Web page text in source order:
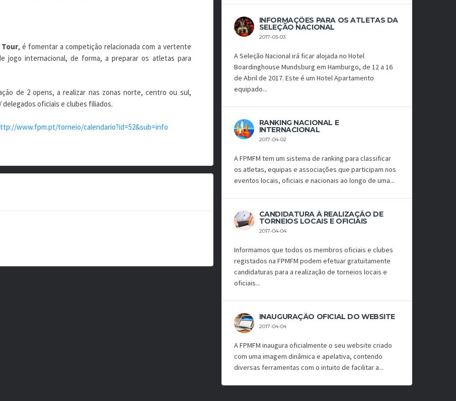
, é fomentar a competição relacionada com a vertente
jogo internacional, de forma, a preparar os atletas para
de 2 opens, a realizar nas zonas norte, centro ou sul,
oficiais e clubes filiados.
www.fpm.pt/torneio/calendario?id=52&sub=info
INFORMAÇÕES PARA OS ATLETAS DA
SELEÇÃO NACIONAL
2017-03-03
A Seleção Nacional irá ficar alojada no Hotel
Boardinghouse Mundsburg em Hamburgo, de 12 a 16
de Abril de 2017. Este é um Hotel Apartamento
equipado...
RANKING NACIONAL E
INTERNACIONAL
2017-04-02
A FPMFM tem um sistema de ranking para classificar
os atletas, equipas e associações que participam nos
eventos locais, oficiais e nacionais ao longo de uma...
CANDIDATURA À REALIZAÇÃO DE
TORNEIOS LOCAIS E OFICIAIS
2017-04-04
Informamos que todos os membros oficiais e clubes
registados na FPMFM podem efetuar gratuitamente
candidaturas para a realização de torneios locais e
oficiais...
INAUGURAÇÃO OFICIAL DO WEBSITE
2017-04-04
A FPMFM inaugura oficialmente o seu website criado
com uma imagem dinâmica e apelativa, contendo
diversas ferramentas com o intuito de facilitar a...